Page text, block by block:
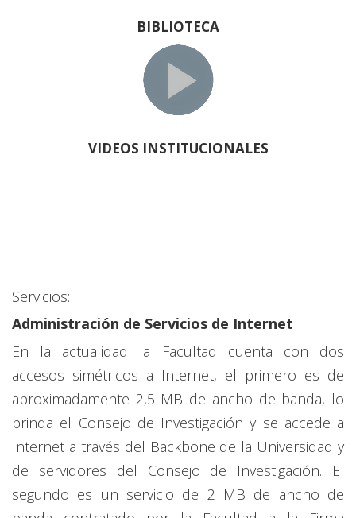
BIBLIOTECA
VIDEOS INSTITUCIONALES
Servicios:
Administración de Servicios de Internet
En la actualidad la Facultad cuenta con dos
accesos simétricos a Internet, el primero es de
aproximadamente 2,5 MB de ancho de banda, lo
brinda el Consejo de Investigación y se accede a
Internet a través del Backbone de la Universidad y
de servidores del Consejo de Investigación. El
segundo es un servicio de 2 MB de ancho de